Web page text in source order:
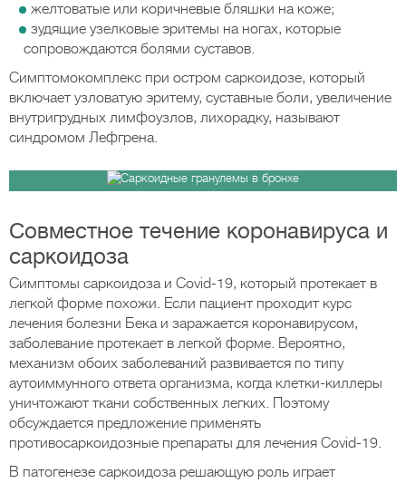
желтоватые или коричневые бляшки на коже;
зудящие узелковые эритемы на ногах, которые
сопровождаются болями суставов.
Симптомокомплекс при остром саркоидозе, который
включает узловатую эритему, суставные боли, увеличение
внутригрудных лимфоузлов, лихорадку, называют
синдромом Лефгрена.
Совместное течение коронавируса и
саркоидоза
Симптомы саркоидоза и Covid-19, который протекает в
легкой форме похожи. Если пациент проходит курс
лечения болезни Бека и заражается коронавирусом,
заболевание протекает в легкой форме. Вероятно,
механизм обоих заболеваний развивается по типу
аутоиммунного ответа организма, когда клетки-киллеры
уничтожают ткани собственных легких. Поэтому
обсуждается предложение применять
противосаркоидозные препараты для лечения Covid-19.
В патогенезе саркоидоза решающую роль играет